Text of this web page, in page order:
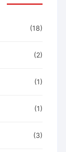
(18)
(2)
(1)
(1)
(3)